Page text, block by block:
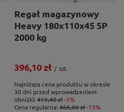
Regał magazynowy
Heavy 180x110x45 5P
2000 kg
396,10 zł / szt.
Najniższa cena produktu w okresie
30 dni przed wprowadzeniem
obniżki: 419,40 zł-5%
Cena regularna: 466,00 zł-15%